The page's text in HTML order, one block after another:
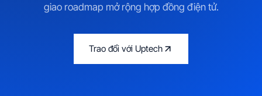
giao roadmap mở rộng hợp đồng điện tử.
Trao đổi với Uptech